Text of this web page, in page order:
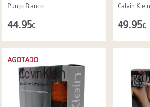
Punto Blanco
44.95€
Calvin Klein
49.95€
AGOTADO